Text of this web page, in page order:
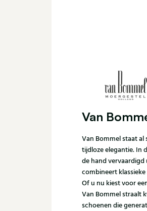
Van
Van Bommel staat al
tijdloze elegantie. In
de hand vervaardigd
combineert
Of u nu kiest voor
Van Bommel straalt
schoenen die